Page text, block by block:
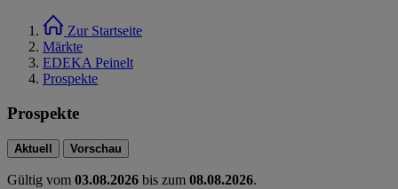
Zur Startseite
Märkte
EDEKA Peinelt
Prospekte
Prospekte
Aktuell Vorschau
Gültig vom 03.08.2026 bis zum 08.08.2026.